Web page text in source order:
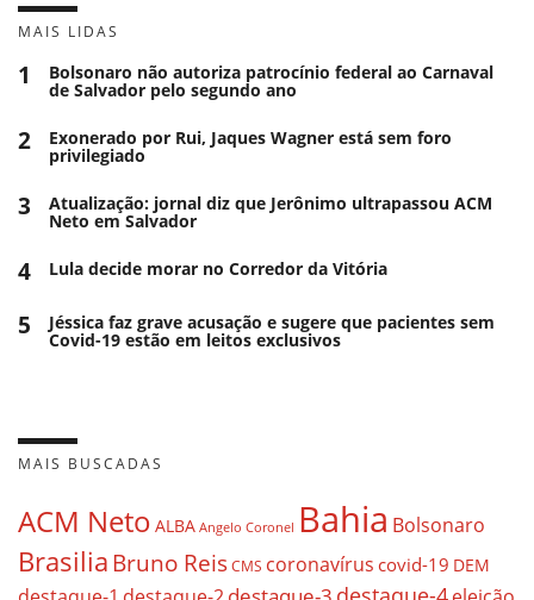
MAIS LIDAS
1 Bolsonaro não autoriza patrocínio federal ao Carnaval
de Salvador pelo segundo ano
2 Exonerado por Rui, Jaques Wagner está sem foro
privilegiado
3 Atualização: jornal diz que Jerônimo ultrapassou ACM
Neto em Salvador
4 Lula decide morar no Corredor da Vitória
5 Jéssica faz grave acusação e sugere que pacientes sem
Covid-19 estão em leitos exclusivos
MAIS BUSCADAS
ACM Neto ALBA Angelo Coronel Bahia Bolsonaro
BrasiliaBruno ReisCMS coronavírus covid-19 DEM